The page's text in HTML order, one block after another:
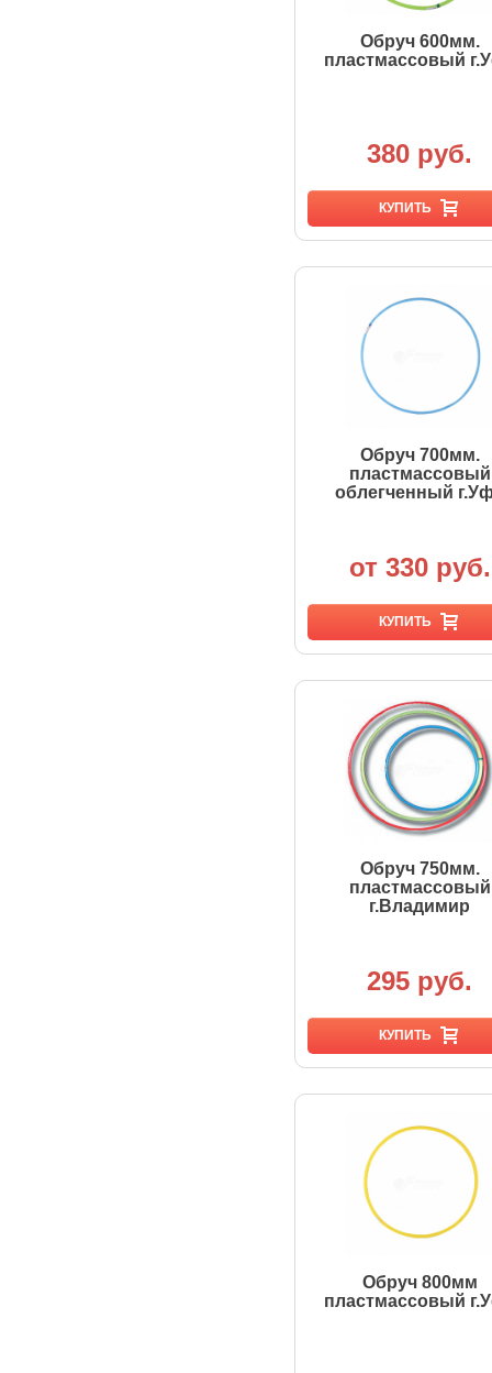
Обруч 600мм.
пластмассовый
380 руб.
КУПИТЬ
Обруч 700мм.
пластмассовый
облегченный
от 330 руб.
КУПИТЬ
Обруч 750мм.
пластмассовый
г.Владимир
295 руб.
КУПИТЬ
Обруч 800мм
пластмассовый